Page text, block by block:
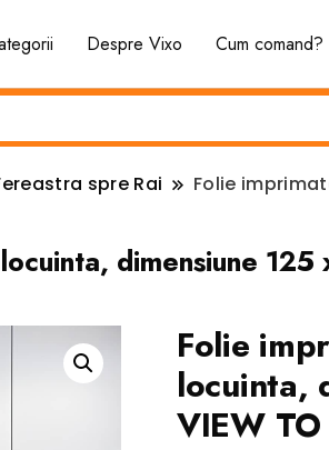
Despre Vixo Cum comand?
spre Rai
Folie
dimensiune
Folie
locuinta,
VIEW